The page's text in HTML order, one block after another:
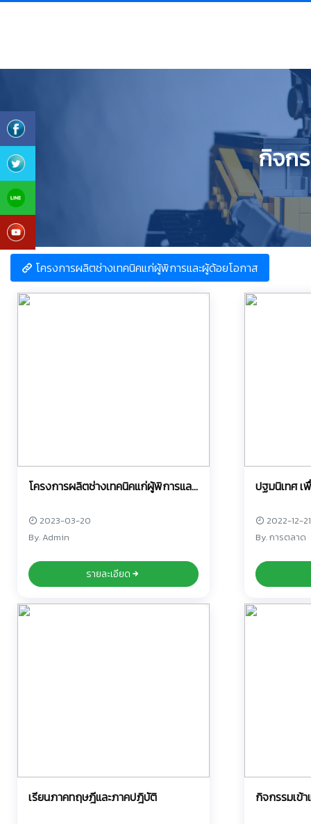
กิจก
โครงการผลิตช่างเทคนิคแก่ผู้พิการและผู้ด้อยโอกาส
โครงการผลิตช่างเทคนิคแก่ผู้พิการและ
2023-03-20
By. Admin
รายละเอียด
ปฐมนิเทศ เ
2022-12-21
By. การตลาด
เรียนภาคทฤษฎีและภาคปฎิบัติ
กิจกรรมเข้